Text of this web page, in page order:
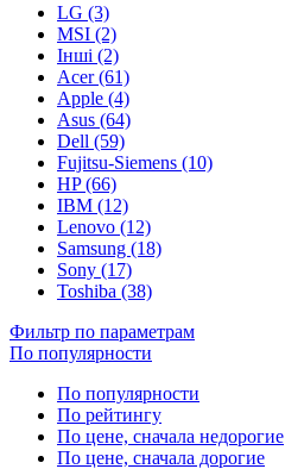
LG (3)
MSI (2)
Інші (2)
Acer (61)
Apple (4)
Asus (64)
Dell (59)
Fujitsu-Siemens (10)
HP (66)
IBM (12)
Lenovo (12)
Samsung (18)
Sony (17)
Toshiba (38)
Фильтр по параметрам
По популярности
По популярности
По рейтингу
По цене, сначала недорогие
По цене, сначала дорогие